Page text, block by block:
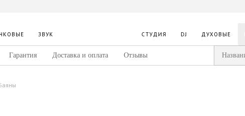
ЗВУК СТУДИЯ DJ ДУХОВЫЕ
Гарантия Доставка и оплата Отзывы